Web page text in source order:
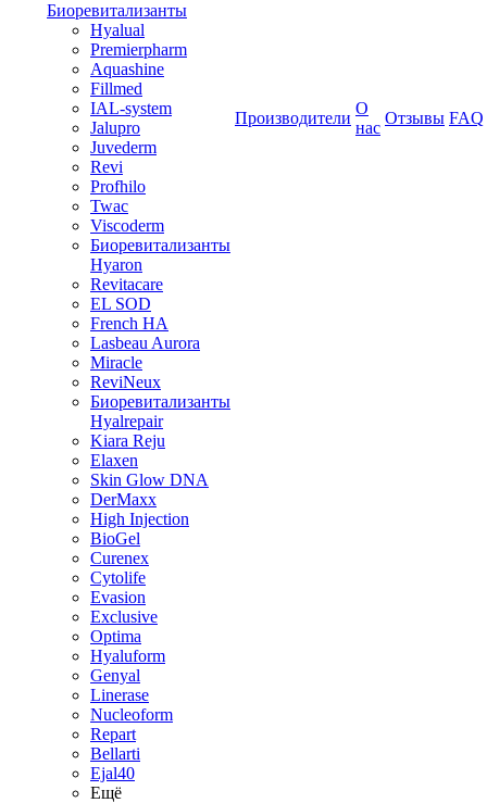
Биоревитализанты
Hyalual
Premierpharm
Aquashine
Fillmed
IAL-system
Jalupro
Juvederm
Revi
Profhilo
Twac
Viscoderm
Биоревитализанты
Hyaron
Revitacare
EL SOD
French HA
Lasbeau Aurora
Miracle
ReviNeux
Биоревитализанты
Hyalrepair
Kiara Reju
Elaxen
Skin Glow DNA
DerMaxx
High Injection
BioGel
Curenex
Cytolife
Evasion
Exclusive
Optima
Hyaluform
Genyal
Linerase
Nucleoform
Repart
Bellarti
Ejal40
Ещё
Производители
О
нас
Отзывы FAQ